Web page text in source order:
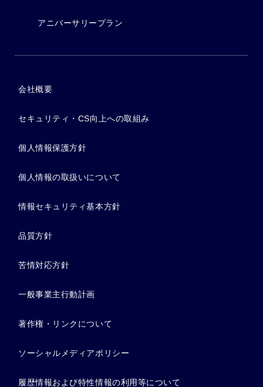
アニバーサリープラン
会社概要
セキュリティ・CS向上への取組み
個人情報保護方針
個人情報の取扱いについて
情報セキュリティ基本方針
品質方針
苦情対応方針
一般事業主行動計画
著作権・リンクについて
ソーシャルメディアポリシー
履歴情報および特性情報の利用等について